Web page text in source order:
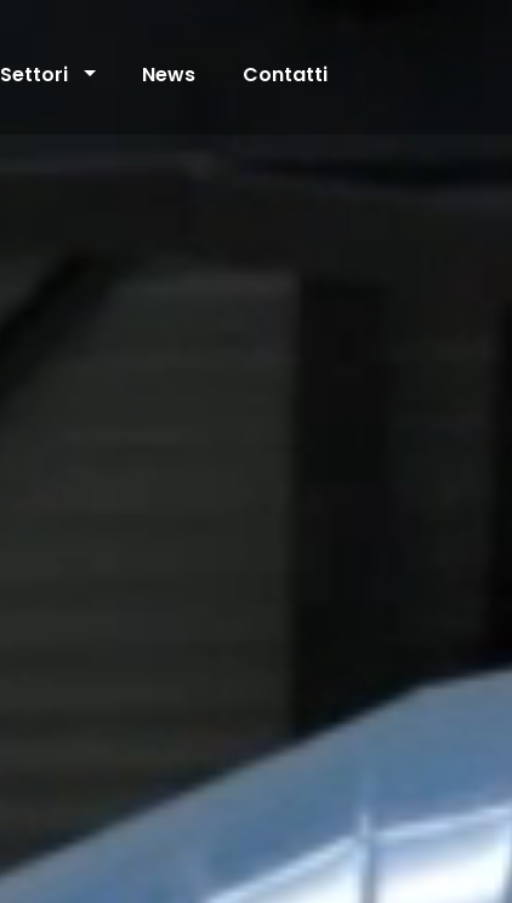
Settori News Contatti